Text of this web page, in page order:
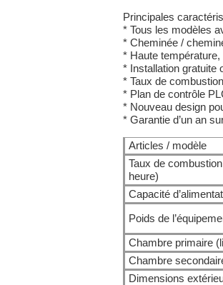
Principales
* Tous les modèles
* Cheminée /
* Haute température,
* Installation gratuite
* Taux de
* Plan de contrôle
* Nouveau design
* Garantie d’un an
Articles / modèle
Taux de
heure)
Capacité
Poids de
Chambre primaire
Chambre
Dimensions